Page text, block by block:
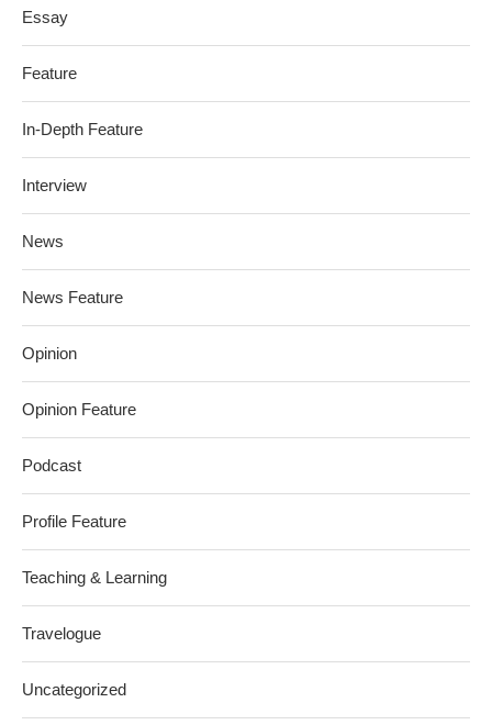
Essay
Feature
In-Depth Feature
Interview
News
News Feature
Opinion
Opinion Feature
Podcast
Profile Feature
Teaching & Learning
Travelogue
Uncategorized